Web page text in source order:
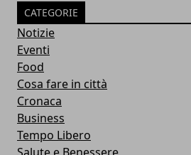
CATEGORIE
Notizie
Eventi
Food
Cosa fare in città
Cronaca
Business
Tempo Libero
Salute e Benessere